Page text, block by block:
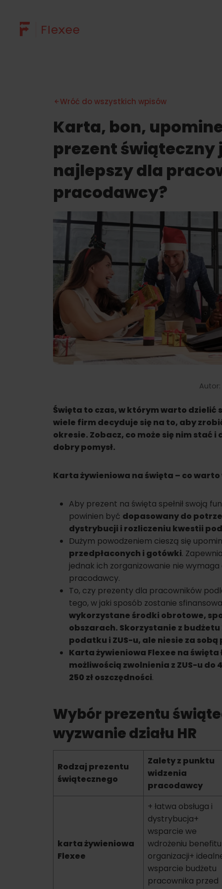
treści
Wróć do wszystkich wpisów
Karta, bon,
prezent świąteczny
najlepszy dla
pracodawcy?
Święta to czas, w którym warto dzielić
wiele firm decyduje się na to, aby
okresie. Zobacz, co może się nim stać
dobry pomysł.
Karta żywieniowa na święta – co
Aby prezent na święta spełnił swoją
powinien być dopasowany do
dystrybucji i rozliczeniu kwestii
Dużym powodzeniem cieszą się
przedpłaconych i gotówki.
jednak ich zorganizowanie nie
pracodawcy.
To, czy prezenty dla pracowników
tego, w jaki sposób zostanie
wykorzystane środki obrotowe,
obszarach. Skorzystanie z
podatku i ZUS-u, ale niesie za
Karta żywieniowa Flexee na
możliwością zwolnienia z ZUS-u do
250 zł oszczędności.
Wybór prezentu
wyzwanie działu HR
Rodzaj prezentu
świątecznego
Zalety z punktu
widzenia
pracodawcy
karta żywieniowa
Flexee
+ łatwa obsługa i
dystrybucja+
wsparcie we
wdrożeniu
organizacji+
wsparcie budżetu
pracownika przed